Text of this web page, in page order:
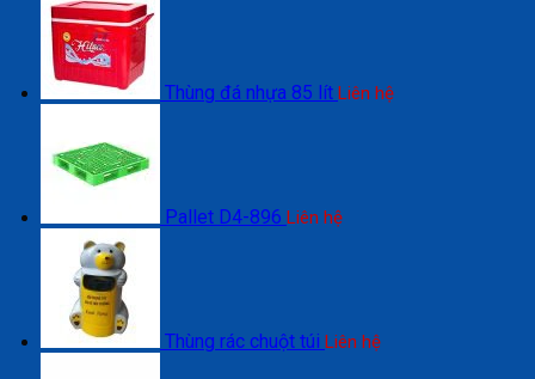
Thùng đá nhựa 85 lít Liên hệ
Pallet D4-896 Liên hệ
Thùng rác chuột túi Liên hệ